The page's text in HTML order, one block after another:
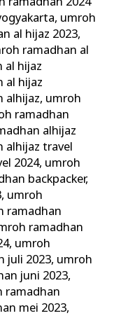
, umroh
al hijaz 2023,
ramadhan al
al hijaz
al hijaz
alhijaz, umroh
ramadhan
alhijaz
alhijaz travel
2024, umroh
backpacker,
, umroh
ramadhan
ramadhan
, umroh
juli 2023, umroh
juni 2023,
ramadhan
mei 2023,